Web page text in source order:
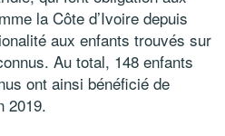
la Côte d’Ivoire depuis
aux enfants trouvés sur
Au total, 148 enfants
ont ainsi bénéficié de
2019.